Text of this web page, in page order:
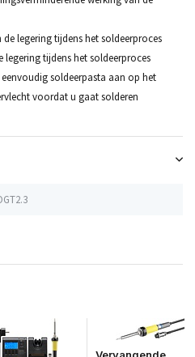
legering tijdens het soldeerproces
tijdens het soldeerproces
soldeerpasta aan op het
voordat u gaat solderen
Vervangende